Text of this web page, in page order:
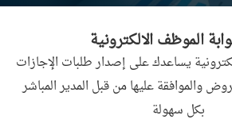
الموظف الالكترونية
يساعدك على إصدار طلبات الإجازات
والموافقة عليها من قبل المدير المباشر
بكل سهولة